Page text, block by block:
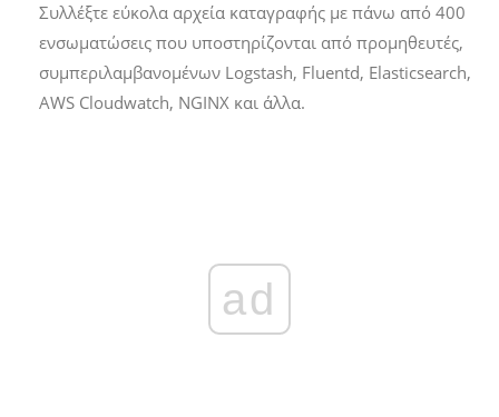
Συλλέξτε εύκολα αρχεία καταγραφής με πάνω από 400
ενσωματώσεις που υποστηρίζονται από προμηθευτές,
συμπεριλαμβανομένων Logstash, Fluentd, Elasticsearch,
AWS Cloudwatch, NGINX και άλλα.
ad